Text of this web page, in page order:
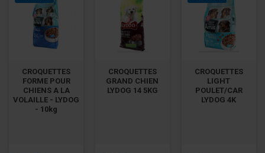
CROQUETTES
FORME POUR
CHIENS A LA
VOLAILLE - LYDOG
- 10kg
CROQUETTES
GRAND CHIEN
LYDOG 14 5KG
CROQUETTES
LIGHT
POULET/CAR
LYDOG 4K